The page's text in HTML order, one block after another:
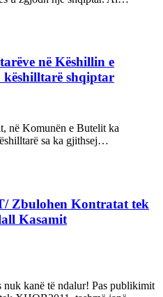
në Këshillin e
këshilltarë shqiptar
në Komunën e Butelit ka
sa ka gjithsej…
Zbulohen Kontratat tek
Kasamit
nuk kanë të ndalur! Pas publikimit